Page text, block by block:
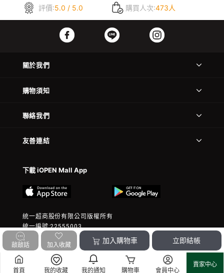
首頁 我的收藏 我的通知 購物車 會員中心
賣家中心
敲敲話 加入收藏
加入購物車 立即結帳
評價:5.0 / 5.0 購買人次:473人
關於我們
購物須知
聯絡我們
友善連結
下載 iOPEN Mall App
統一超商股份有限公司版權所有
統一編號:22555003
© 2023 President Chain Store Corp. All rights reserved.